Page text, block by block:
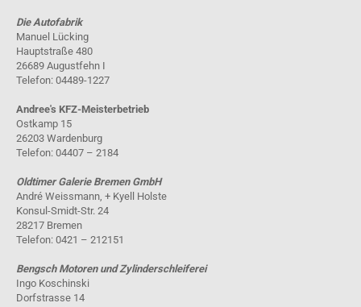
Die Autofabrik
Manuel Lücking
Hauptstraße 480
26689 Augustfehn I
Telefon: 04489-1227
Andree's KFZ-Meisterbetrieb
Ostkamp 15
26203 Wardenburg
Telefon: 04407 – 2184
Oldtimer Galerie Bremen GmbH
André Weissmann, + Kyell Holste
Konsul-Smidt-Str. 24
28217 Bremen
Telefon: 0421 – 212151
Bengsch Motoren und Zylinderschleiferei
Ingo Koschinski
Dorfstrasse 14